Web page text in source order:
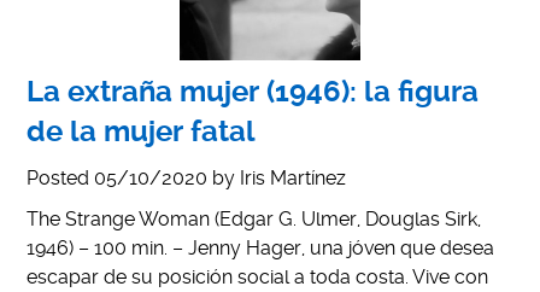
La extraña mujer (1946): la figura
de la mujer fatal
Posted 05/10/2020 by Iris Martínez
The Strange Woman (Edgar G. Ulmer, Douglas Sirk,
1946) – 100 min. – Jenny Hager, una jóven que desea
escapar de su posición social a toda costa. Vive con